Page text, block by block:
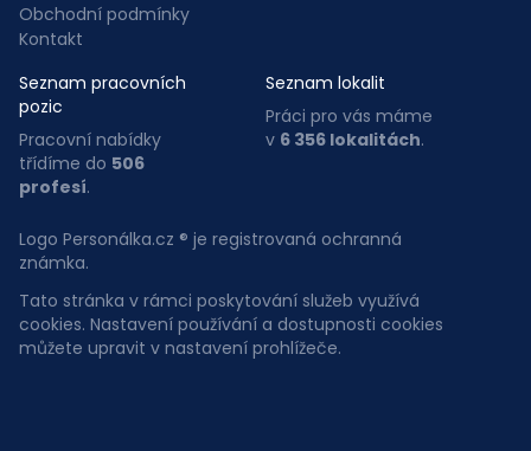
Obchodní podmínky
Kontakt
Seznam pracovních
pozic
Pracovní nabídky
třídíme do 506
profesí.
Seznam lokalit
Práci pro vás máme
v 6 356 lokalitách.
Logo Personálka.cz ® je registrovaná ochranná
známka.
Tato stránka v rámci poskytování služeb využívá
cookies. Nastavení používání a dostupnosti cookies
můžete upravit v nastavení prohlížeče.